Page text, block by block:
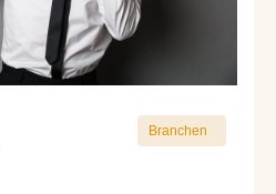
Branchen